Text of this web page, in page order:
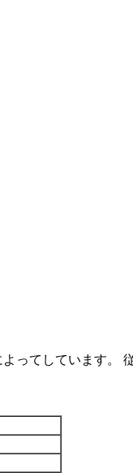
ってしています。